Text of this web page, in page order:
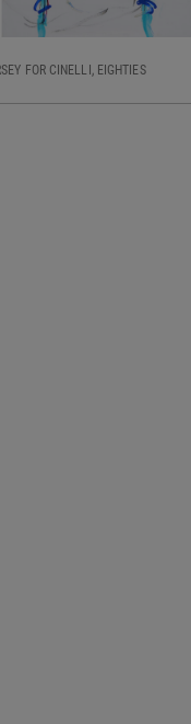
FOR CINELLI, EIGHTIES